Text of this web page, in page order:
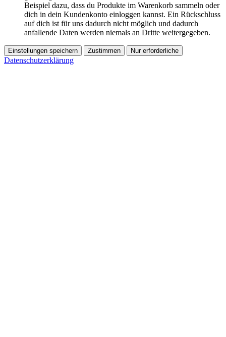
Beispiel dazu, dass du Produkte im Warenkorb sammeln oder
dich in dein Kundenkonto einloggen kannst. Ein Rückschluss
auf dich ist für uns dadurch nicht möglich und dadurch
anfallende Daten werden niemals an Dritte weitergegeben.
Einstellungen speichern Zustimmen Nur erforderliche
Datenschutzerklärung